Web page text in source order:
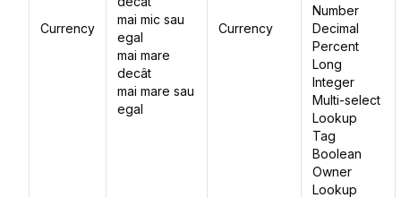
Currency
mai mic sau
egal
mai mare
decât
mai mare sau
egal
Currency
Number
Decimal
Percent
Long
Integer
Multi-select
Lookup
Tag
Boolean
Owner
Lookup